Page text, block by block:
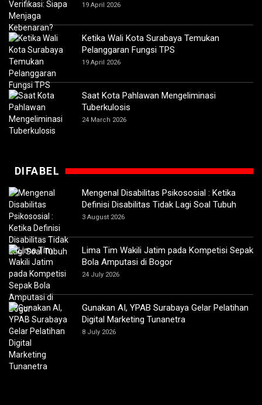
19 April 2026
Ketika Wali Kota Surabaya Temukan
Pelanggaran Fungsi TPS
19 April 2026
Saat Kota Pahlawan Mengeliminasi
Tuberkulosis
24 March 2026
DIFABEL
Mengenal Disabilitas Psikososial : Ketika
Definisi Disabilitas Tidak Lagi Soal Tubuh
3 August 2026
Lima Tim Wakili Jatim pada Kompetisi Sepak
Bola Amputasi di Bogor
24 July 2026
Gunakan AI, YPAB Surabaya Gelar Pelatihan
Digital Marketing Tunanetra
8 July 2026